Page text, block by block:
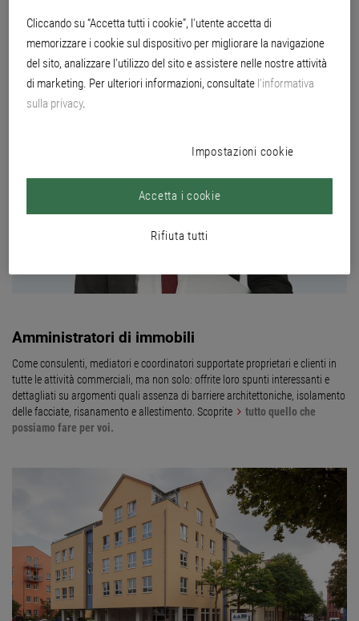
Amministratori di immobili
Come consulenti, mediatori e coordinatori supportate proprietari e clienti in
tutte le attività commerciali, ma non solo: offrite loro spunti interessanti e
dettagliati su argomenti quali assenza di barriere architettoniche, isolamento
delle facciate, risanamento e allestimento. Scoprite
tutto quello che
possiamo fare per voi.
Next
Cliccando su “Accetta tutti i cookie”, l'utente accetta di
memorizzare i cookie sul dispositivo per migliorare la navigazione
del sito, analizzare l'utilizzo del sito e assistere nelle nostre attività
di marketing. Per ulteriori informazioni, consultate l’informativa
sulla privacy.
Impostazioni cookie
Rifiuta tutti
Accetta i cookie